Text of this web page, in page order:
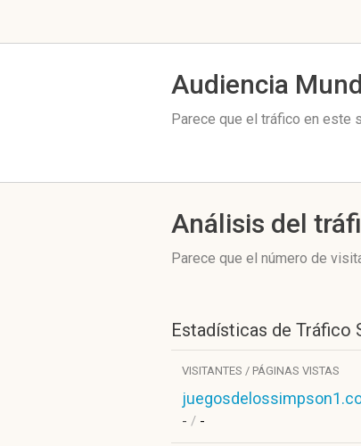
Audiencia
Parece que el tráfico en este
Análisis del
Parece que el número de
Estadísticas de Tráfico
VISITANTES / PÁGINAS VISTAS
- / -